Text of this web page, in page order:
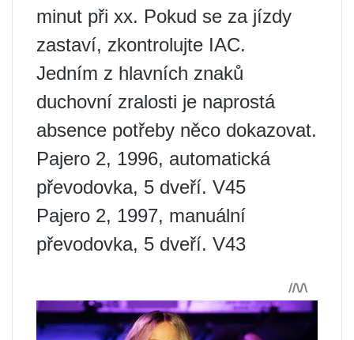
minut při xx. Pokud se za jízdy
zastaví, zkontrolujte IAC.
Jedním z hlavních znaků
duchovní zralosti je naprostá
absence potřeby něco dokazovat.
Pajero 2, 1996, automatická
převodovka, 5 dveří. V45
Pajero 2, 1997, manuální
převodovka, 5 dveří. V43